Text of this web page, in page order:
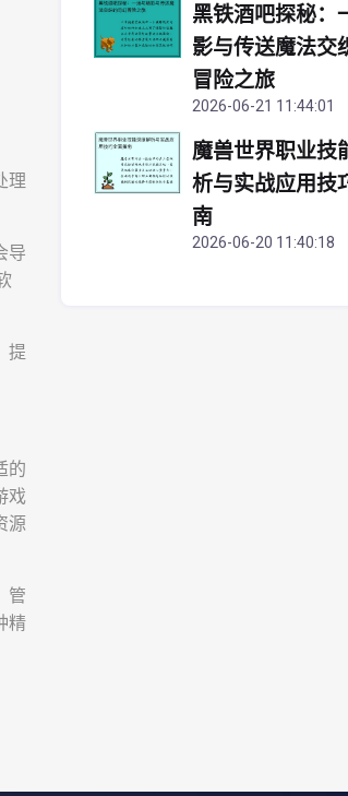
理
导
提
的
戏
源
管
精
黑铁酒吧探秘：
影与传送魔法交
冒险之旅
2026-06-21 11:44:01
魔兽世界职业技
析与实战应用技
南
2026-06-20 11:40:18